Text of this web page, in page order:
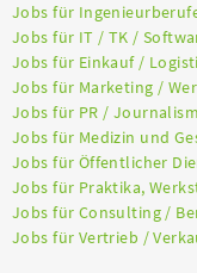
Jobs für
Jobs für IT / TK /
Jobs für Einkauf /
Jobs für Marketing /
Jobs für PR /
Jobs für Medizin und
Jobs für Öffentlicher
Jobs für Praktika,
Jobs für Consulting /
Jobs für Vertrieb /